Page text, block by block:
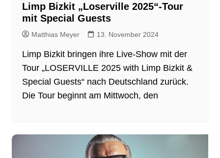
Limp Bizkit „Loserville 2025“-Tour
mit Special Guests
Matthias Meyer 13. November 2024
Limp Bizkit bringen ihre Live-Show mit der
Tour „LOSERVILLE 2025 with Limp Bizkit &
Special Guests“ nach Deutschland zurück.
Die Tour beginnt am Mittwoch, den